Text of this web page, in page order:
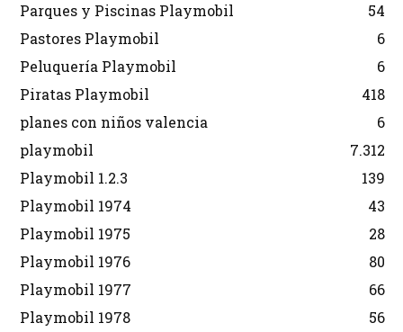
Parques y Piscinas Playmobil
54
Pastores Playmobil
6
Peluquería Playmobil
6
Piratas Playmobil
418
planes con niños valencia
6
playmobil
7.312
Playmobil 1.2.3
139
Playmobil 1974
43
Playmobil 1975
28
Playmobil 1976
80
Playmobil 1977
66
Playmobil 1978
56